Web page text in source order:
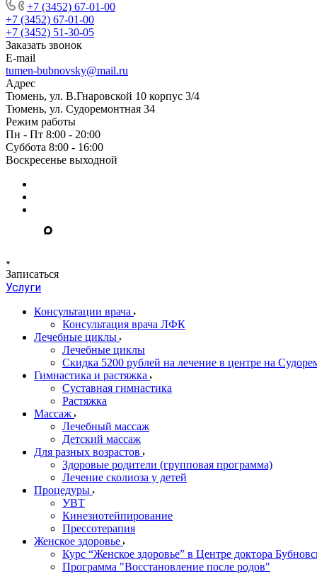
+7 (3452) 67-01-00
+7 (3452) 67-01-00
+7 (3452) 51-30-05
Заказать звонок
E-mail
tumen-bubnovsky@mail.ru
Адрес
Тюмень, ул. В.Гнаровской 10 корпус 3/4
Тюмень, ул. Судоремонтная 34
Режим работы
Пн - Пт 8:00 - 20:00
Суббота 8:00 - 16:00
Воскресенье выходной
Записаться
Услуги
Консультации врача
Консультация врача ЛФК
Лечебные циклы
Лечебные циклы
Скидка 5200 рублей на лечение в центре на
Гимнастика и растяжка
Суставная гимнастика
Растяжка
Массаж
Лечебный массаж
Детский массаж
Для разных возрастов
Здоровые родители (групповая программа)
Лечение сколиоза у детей
Процедуры
УВТ
Кинезиотейпирование
Прессотерапия
Женское здоровье
Курс “Женское здоровье” в Центре доктора
Программа "Восстановление после родов"